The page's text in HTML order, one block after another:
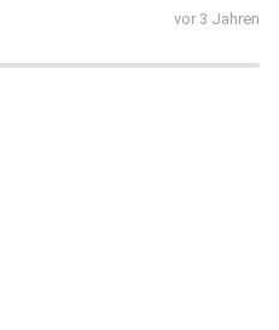
vor 3 Jahren